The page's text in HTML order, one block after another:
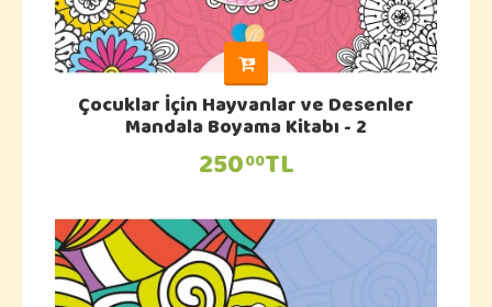
Çocuklar İçin Hayvanlar ve Desenler
Mandala Boyama Kitabı - 2
25000TL